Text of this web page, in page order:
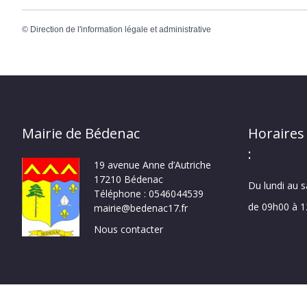
© Direction de l'information légale et administrative
Mairie de Bédenac
19 avenue Anne d’Autriche
17210 Bédenac
Téléphone : 0546044539
mairie@bedenac17.fr
Nous contacter
:
Du lundi au
de 09h00 à